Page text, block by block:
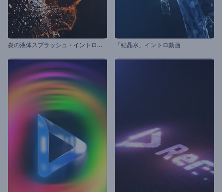
炎
の液体スプラッシュ・イントロ動画 「結晶水」イントロ動画